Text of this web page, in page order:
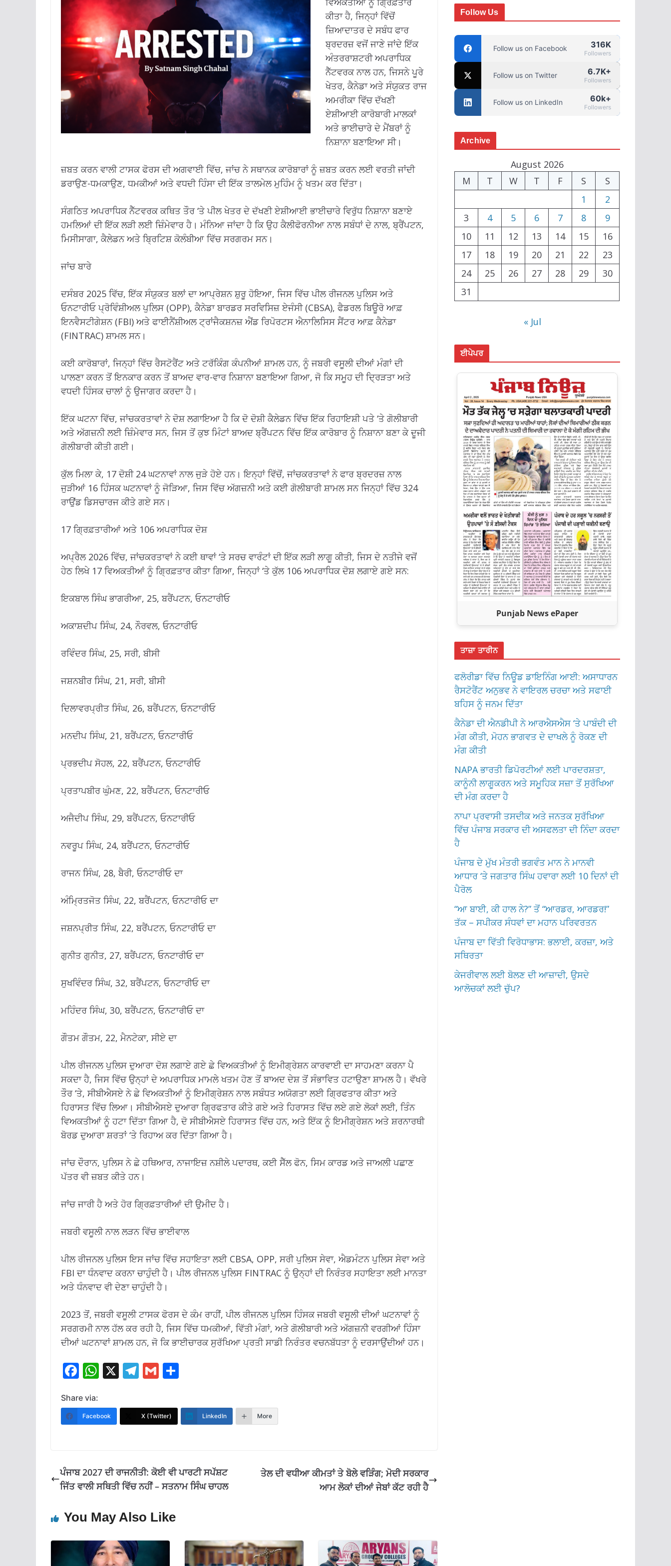
ਕੀਤਾ ਹੈ, ਜਿਨ੍ਹਾਂ ਵਿੱਚੋਂ
ਜ਼ਿਆਦਾਤਰ ਦੇ ਸਬੰਧ ਫਾਰ
ਬ੍ਰਦਰਜ਼ ਵਜੋਂ ਜਾਣੇ ਜਾਂਦੇ ਇੱਕ
ਅੰਤਰਰਾਸ਼ਟਰੀ ਅਪਰਾਧਿਕ
ਨੈੱਟਵਰਕ ਨਾਲ ਹਨ, ਜਿਸਨੇ ਪੂਰੇ
ਖੇਤਰ, ਕੈਨੇਡਾ ਅਤੇ ਸੰਯੁਕਤ ਰਾਜ
ਅਮਰੀਕਾ ਵਿੱਚ ਦੱਖਣੀ
ਏਸ਼ੀਆਈ ਕਾਰੋਬਾਰੀ ਮਾਲਕਾਂ
ਅਤੇ ਭਾਈਚਾਰੇ ਦੇ ਮੈਂਬਰਾਂ ਨੂੰ
ਨਿਸ਼ਾਨਾ ਬਣਾਇਆ ਸੀ।
ਜ਼ਬਤ ਕਰਨ ਵਾਲੀ ਟਾਸਕ ਫੋਰਸ ਦੀ ਅਗਵਾਈ ਵਿੱਚ, ਜਾਂਚ ਨੇ ਸਥਾਨਕ ਕਾਰੋਬਾਰਾਂ ਨੂੰ ਜ਼ਬਤ ਕਰਨ ਲਈ ਵਰਤੀ ਜਾਂਦੀ
ਡਰਾਉਣ-ਧਮਕਾਉਣ, ਧਮਕੀਆਂ ਅਤੇ ਵਧਦੀ ਹਿੰਸਾ ਦੀ ਇੱਕ ਤਾਲਮੇਲ ਮੁਹਿੰਮ ਨੂੰ ਖਤਮ ਕਰ ਦਿੱਤਾ।
ਸੰਗਠਿਤ ਅਪਰਾਧਿਕ ਨੈੱਟਵਰਕ ਕਥਿਤ ਤੌਰ ‘ਤੇ ਪੀਲ ਖੇਤਰ ਦੇ ਦੱਖਣੀ ਏਸ਼ੀਆਈ ਭਾਈਚਾਰੇ ਵਿਰੁੱਧ ਨਿਸ਼ਾਨਾ ਬਣਾਏ
ਹਮਲਿਆਂ ਦੀ ਇੱਕ ਲੜੀ ਲਈ ਜ਼ਿੰਮੇਵਾਰ ਹੈ। ਮੰਨਿਆ ਜਾਂਦਾ ਹੈ ਕਿ ਉਹ ਕੈਲੀਫੋਰਨੀਆ ਨਾਲ ਸਬੰਧਾਂ ਦੇ ਨਾਲ, ਬ੍ਰੈਂਪਟਨ,
ਮਿਸੀਸਾਗਾ, ਕੈਲੇਡਨ ਅਤੇ ਬ੍ਰਿਟਿਸ਼ ਕੋਲੰਬੀਆ ਵਿੱਚ ਸਰਗਰਮ ਸਨ।
ਜਾਂਚ ਬਾਰੇ
ਦਸੰਬਰ 2025 ਵਿੱਚ, ਇੱਕ ਸੰਯੁਕਤ ਬਲਾਂ ਦਾ ਆਪ੍ਰੇਸ਼ਨ ਸ਼ੁਰੂ ਹੋਇਆ, ਜਿਸ ਵਿੱਚ ਪੀਲ ਰੀਜਨਲ ਪੁਲਿਸ ਅਤੇ
ਓਨਟਾਰੀਓ ਪ੍ਰੋਵਿੰਸ਼ੀਅਲ ਪੁਲਿਸ (OPP), ਕੈਨੇਡਾ ਬਾਰਡਰ ਸਰਵਿਸਿਜ਼ ਏਜੰਸੀ (CBSA), ਫੈਡਰਲ ਬਿਊਰੋ ਆਫ਼
ਇਨਵੈਸਟੀਗੇਸ਼ਨ (FBI) ਅਤੇ ਫਾਈਨੈਂਸ਼ੀਅਲ ਟ੍ਰਾਂਜੈਕਸ਼ਨਜ਼ ਐਂਡ ਰਿਪੋਰਟਸ ਐਨਾਲਿਸਿਸ ਸੈਂਟਰ ਆਫ਼ ਕੈਨੇਡਾ
(FINTRAC) ਸ਼ਾਮਲ ਸਨ।
ਕਈ ਕਾਰੋਬਾਰਾਂ, ਜਿਨ੍ਹਾਂ ਵਿੱਚ ਰੈਸਟੋਰੈਂਟ ਅਤੇ ਟਰੱਕਿੰਗ ਕੰਪਨੀਆਂ ਸ਼ਾਮਲ ਹਨ, ਨੂੰ ਜਬਰੀ ਵਸੂਲੀ ਦੀਆਂ ਮੰਗਾਂ ਦੀ
ਪਾਲਣਾ ਕਰਨ ਤੋਂ ਇਨਕਾਰ ਕਰਨ ਤੋਂ ਬਾਅਦ ਵਾਰ-ਵਾਰ ਨਿਸ਼ਾਨਾ ਬਣਾਇਆ ਗਿਆ, ਜੋ ਕਿ ਸਮੂਹ ਦੀ ਦ੍ਰਿੜਤਾ ਅਤੇ
ਵਧਦੀ ਹਿੰਸਕ ਚਾਲਾਂ ਨੂੰ ਉਜਾਗਰ ਕਰਦਾ ਹੈ।
ਇੱਕ ਘਟਨਾ ਵਿੱਚ, ਜਾਂਚਕਰਤਾਵਾਂ ਨੇ ਦੋਸ਼ ਲਗਾਇਆ ਹੈ ਕਿ ਦੋ ਦੋਸ਼ੀ ਕੈਲੇਡਨ ਵਿੱਚ ਇੱਕ ਰਿਹਾਇਸ਼ੀ ਪਤੇ ‘ਤੇ ਗੋਲੀਬਾਰੀ
ਅਤੇ ਅੱਗਜ਼ਨੀ ਲਈ ਜ਼ਿੰਮੇਵਾਰ ਸਨ, ਜਿਸ ਤੋਂ ਕੁਝ ਮਿੰਟਾਂ ਬਾਅਦ ਬ੍ਰੈਂਪਟਨ ਵਿੱਚ ਇੱਕ ਕਾਰੋਬਾਰ ਨੂੰ ਨਿਸ਼ਾਨਾ ਬਣਾ ਕੇ ਦੂਜੀ
ਗੋਲੀਬਾਰੀ ਕੀਤੀ ਗਈ।
ਕੁੱਲ ਮਿਲਾ ਕੇ, 17 ਦੋਸ਼ੀ 24 ਘਟਨਾਵਾਂ ਨਾਲ ਜੁੜੇ ਹੋਏ ਹਨ। ਇਨ੍ਹਾਂ ਵਿੱਚੋਂ, ਜਾਂਚਕਰਤਾਵਾਂ ਨੇ ਫਾਰ ਬ੍ਰਦਰਜ਼ ਨਾਲ
ਜੁੜੀਆਂ 16 ਹਿੰਸਕ ਘਟਨਾਵਾਂ ਨੂੰ ਜੋੜਿਆ, ਜਿਸ ਵਿੱਚ ਅੱਗਜ਼ਨੀ ਅਤੇ ਕਈ ਗੋਲੀਬਾਰੀ ਸ਼ਾਮਲ ਸਨ ਜਿਨ੍ਹਾਂ ਵਿੱਚ 324
ਰਾਉਂਡ ਡਿਸਚਾਰਜ ਕੀਤੇ ਗਏ ਸਨ।
17 ਗ੍ਰਿਫ਼ਤਾਰੀਆਂ ਅਤੇ 106 ਅਪਰਾਧਿਕ ਦੋਸ਼
ਅਪ੍ਰੈਲ 2026 ਵਿੱਚ, ਜਾਂਚਕਰਤਾਵਾਂ ਨੇ ਕਈ ਥਾਵਾਂ ‘ਤੇ ਸਰਚ ਵਾਰੰਟਾਂ ਦੀ ਇੱਕ ਲੜੀ ਲਾਗੂ ਕੀਤੀ, ਜਿਸ ਦੇ ਨਤੀਜੇ ਵਜੋਂ
ਹੇਠ ਲਿਖੇ 17 ਵਿਅਕਤੀਆਂ ਨੂੰ ਗ੍ਰਿਫ਼ਤਾਰ ਕੀਤਾ ਗਿਆ, ਜਿਨ੍ਹਾਂ ‘ਤੇ ਕੁੱਲ 106 ਅਪਰਾਧਿਕ ਦੋਸ਼ ਲਗਾਏ ਗਏ ਸਨ:
ਇਕਬਾਲ ਸਿੰਘ ਭਾਗਰੀਆ, 25, ਬਰੈਂਪਟਨ, ਓਨਟਾਰੀਓ
ਅਕਾਸ਼ਦੀਪ ਸਿੰਘ, 24, ਨੌਰਵਲ, ਓਨਟਾਰੀਓ
ਰਵਿੰਦਰ ਸਿੰਘ, 25, ਸਰੀ, ਬੀਸੀ
ਜਸ਼ਨਬੀਰ ਸਿੰਘ, 21, ਸਰੀ, ਬੀਸੀ
ਦਿਲਾਵਰਪ੍ਰੀਤ ਸਿੰਘ, 26, ਬਰੈਂਪਟਨ, ਓਨਟਾਰੀਓ
ਮਨਦੀਪ ਸਿੰਘ, 21, ਬਰੈਂਪਟਨ, ਓਨਟਾਰੀਓ
ਪ੍ਰਭਦੀਪ ਸੋਹਲ, 22, ਬਰੈਂਪਟਨ, ਓਨਟਾਰੀਓ
ਪ੍ਰਤਾਪਬੀਰ ਘੁੰਮਣ, 22, ਬਰੈਂਪਟਨ, ਓਨਟਾਰੀਓ
ਅਜੈਦੀਪ ਸਿੰਘ, 29, ਬਰੈਂਪਟਨ, ਓਨਟਾਰੀਓ
ਨਵਰੂਪ ਸਿੰਘ, 24, ਬਰੈਂਪਟਨ, ਓਨਟਾਰੀਓ
ਰਾਜਨ ਸਿੰਘ, 28, ਬੈਰੀ, ਓਨਟਾਰੀਓ ਦਾ
ਅੰਮ੍ਰਿਤਜੋਤ ਸਿੰਘ, 22, ਬਰੈਂਪਟਨ, ਓਨਟਾਰੀਓ ਦਾ
ਜਸ਼ਨਪ੍ਰੀਤ ਸਿੰਘ, 22, ਬਰੈਂਪਟਨ, ਓਨਟਾਰੀਓ ਦਾ
ਗੁਨੀਤ ਗੁਨੀਤ, 27, ਬਰੈਂਪਟਨ, ਓਨਟਾਰੀਓ ਦਾ
ਸੁਖਵਿੰਦਰ ਸਿੰਘ, 32, ਬਰੈਂਪਟਨ, ਓਨਟਾਰੀਓ ਦਾ
ਮਹਿੰਦਰ ਸਿੰਘ, 30, ਬਰੈਂਪਟਨ, ਓਨਟਾਰੀਓ ਦਾ
ਗੌਤਮ ਗੌਤਮ, 22, ਮੈਨਟੇਕਾ, ਸੀਏ ਦਾ
ਪੀਲ ਰੀਜਨਲ ਪੁਲਿਸ ਦੁਆਰਾ ਦੋਸ਼ ਲਗਾਏ ਗਏ ਛੇ ਵਿਅਕਤੀਆਂ ਨੂੰ ਇਮੀਗ੍ਰੇਸ਼ਨ ਕਾਰਵਾਈ ਦਾ ਸਾਹਮਣਾ ਕਰਨਾ ਪੈ
ਸਕਦਾ ਹੈ, ਜਿਸ ਵਿੱਚ ਉਨ੍ਹਾਂ ਦੇ ਅਪਰਾਧਿਕ ਮਾਮਲੇ ਖਤਮ ਹੋਣ ਤੋਂ ਬਾਅਦ ਦੇਸ਼ ਤੋਂ ਸੰਭਾਵਿਤ ਹਟਾਉਣਾ ਸ਼ਾਮਲ ਹੈ। ਵੱਖਰੇ
ਤੌਰ ‘ਤੇ, ਸੀਬੀਐਸਏ ਨੇ ਛੇ ਵਿਅਕਤੀਆਂ ਨੂੰ ਇਮੀਗ੍ਰੇਸ਼ਨ ਨਾਲ ਸਬੰਧਤ ਅਯੋਗਤਾ ਲਈ ਗ੍ਰਿਫਤਾਰ ਕੀਤਾ ਅਤੇ
ਹਿਰਾਸਤ ਵਿੱਚ ਲਿਆ। ਸੀਬੀਐਸਏ ਦੁਆਰਾ ਗ੍ਰਿਫਤਾਰ ਕੀਤੇ ਗਏ ਅਤੇ ਹਿਰਾਸਤ ਵਿੱਚ ਲਏ ਗਏ ਲੋਕਾਂ ਲਈ, ਤਿੰਨ
ਵਿਅਕਤੀਆਂ ਨੂੰ ਹਟਾ ਦਿੱਤਾ ਗਿਆ ਹੈ, ਦੋ ਸੀਬੀਐਸਏ ਹਿਰਾਸਤ ਵਿੱਚ ਹਨ, ਅਤੇ ਇੱਕ ਨੂੰ ਇਮੀਗ੍ਰੇਸ਼ਨ ਅਤੇ ਸ਼ਰਨਾਰਥੀ
ਬੋਰਡ ਦੁਆਰਾ ਸ਼ਰਤਾਂ ‘ਤੇ ਰਿਹਾਅ ਕਰ ਦਿੱਤਾ ਗਿਆ ਹੈ।
ਜਾਂਚ ਦੌਰਾਨ, ਪੁਲਿਸ ਨੇ ਛੇ ਹਥਿਆਰ, ਨਾਜਾਇਜ਼ ਨਸ਼ੀਲੇ ਪਦਾਰਥ, ਕਈ ਸੈੱਲ ਫੋਨ, ਸਿਮ ਕਾਰਡ ਅਤੇ ਜਾਅਲੀ ਪਛਾਣ
ਪੱਤਰ ਵੀ ਜ਼ਬਤ ਕੀਤੇ ਹਨ।
ਜਾਂਚ ਜਾਰੀ ਹੈ ਅਤੇ ਹੋਰ ਗ੍ਰਿਫ਼ਤਾਰੀਆਂ ਦੀ ਉਮੀਦ ਹੈ।
ਜਬਰੀ ਵਸੂਲੀ ਨਾਲ ਲੜਨ ਵਿੱਚ ਭਾਈਵਾਲ
ਪੀਲ ਰੀਜਨਲ ਪੁਲਿਸ ਇਸ ਜਾਂਚ ਵਿੱਚ ਸਹਾਇਤਾ ਲਈ CBSA, OPP, ਸਰੀ ਪੁਲਿਸ ਸੇਵਾ, ਐਡਮੰਟਨ ਪੁਲਿਸ ਸੇਵਾ ਅਤੇ
FBI ਦਾ ਧੰਨਵਾਦ ਕਰਨਾ ਚਾਹੁੰਦੀ ਹੈ। ਪੀਲ ਰੀਜਨਲ ਪੁਲਿਸ FINTRAC ਨੂੰ ਉਨ੍ਹਾਂ ਦੀ ਨਿਰੰਤਰ ਸਹਾਇਤਾ ਲਈ ਮਾਨਤਾ
ਅਤੇ ਧੰਨਵਾਦ ਵੀ ਦੇਣਾ ਚਾਹੁੰਦੀ ਹੈ।
2023 ਤੋਂ, ਜਬਰੀ ਵਸੂਲੀ ਟਾਸਕ ਫੋਰਸ ਦੇ ਕੰਮ ਰਾਹੀਂ, ਪੀਲ ਰੀਜਨਲ ਪੁਲਿਸ ਹਿੰਸਕ ਜਬਰੀ ਵਸੂਲੀ ਦੀਆਂ ਘਟਨਾਵਾਂ ਨੂੰ
ਸਰਗਰਮੀ ਨਾਲ ਹੱਲ ਕਰ ਰਹੀ ਹੈ, ਜਿਸ ਵਿੱਚ ਧਮਕੀਆਂ, ਵਿੱਤੀ ਮੰਗਾਂ, ਅਤੇ ਗੋਲੀਬਾਰੀ ਅਤੇ ਅੱਗਜ਼ਨੀ ਵਰਗੀਆਂ ਹਿੰਸਾ
ਦੀਆਂ ਘਟਨਾਵਾਂ ਸ਼ਾਮਲ ਹਨ, ਜੋ ਕਿ ਭਾਈਚਾਰਕ ਸੁਰੱਖਿਆ ਪ੍ਰਤੀ ਸਾਡੀ ਨਿਰੰਤਰ ਵਚਨਬੱਧਤਾ ਨੂੰ ਦਰਸਾਉਂਦੀਆਂ ਹਨ।
F
e
b
k
W
at
s
p
X T
e
gr
G
ai
l
ar
e
Share via:
Facebook X (Twitter) LinkedIn More
ਪੰਜਾਬ 2027 ਦੀ ਰਾਜਨੀਤੀ: ਕੋਈ ਵੀ ਪਾਰਟੀ ਸਪੱਸ਼ਟ
ਜਿੱਤ ਵਾਲੀ ਸਥਿਤੀ ਵਿੱਚ ਨਹੀਂ – ਸਤਨਾਮ ਸਿੰਘ ਚਾਹਲ
ਤੇਲ ਦੀ ਵਧੀਆ ਕੀਮਤਾਂ ਤੇ ਬੋਲੇ ਵੜਿੰਗ; ਮੋਦੀ ਸਰਕਾਰ
ਆਮ ਲੋਕਾਂ ਦੀਆਂ ਜੇਬਾਂ ਕੱਟ ਰਹੀ ਹੈ
You May Also Like
Follow Us
Follow us on Facebook 316K
Followers
Follow us on Twitter 6.7K+
Followers
Follow us on LinkedIn 60k+
Followers
Archive
August 2026
M
T W T F S
S
1
2
3
4 5 6 7 8
9
10
11 12 13 14 15
16
17
18 19 20 21 22
23
24
25 26 27 28 29
30
31
« Jul
ਈਪੇਪਰ
Punjab News ePaper
ਤਾਜ਼ਾ ਤਾਰੀਨ
ਫਲੋਰੀਡਾ ਵਿੱਚ ਨਿਊਡ ਡਾਇਨਿੰਗ ਆਈ: ਅਸਾਧਾਰਨ
ਰੈਸਟੋਰੈਂਟ ਅਨੁਭਵ ਨੇ ਵਾਇਰਲ ਚਰਚਾ ਅਤੇ ਸਫਾਈ
ਬਹਿਸ ਨੂੰ ਜਨਮ ਦਿੱਤਾ
ਕੈਨੇਡਾ ਦੀ ਐਨਡੀਪੀ ਨੇ ਆਰਐਸਐਸ ‘ਤੇ ਪਾਬੰਦੀ ਦੀ
ਮੰਗ ਕੀਤੀ, ਮੋਹਨ ਭਾਗਵਤ ਦੇ ਦਾਖਲੇ ਨੂੰ ਰੋਕਣ ਦੀ
ਮੰਗ ਕੀਤੀ
NAPA ਭਾਰਤੀ ਡਿਪੋਰਟੀਆਂ ਲਈ ਪਾਰਦਰਸ਼ਤਾ,
ਕਾਨੂੰਨੀ ਲਾਗੂਕਰਨ ਅਤੇ ਸਮੂਹਿਕ ਸਜ਼ਾ ਤੋਂ ਸੁਰੱਖਿਆ
ਦੀ ਮੰਗ ਕਰਦਾ ਹੈ
ਨਾਪਾ ਪ੍ਰਵਾਸੀ ਤਸਦੀਕ ਅਤੇ ਜਨਤਕ ਸੁਰੱਖਿਆ
ਵਿੱਚ ਪੰਜਾਬ ਸਰਕਾਰ ਦੀ ਅਸਫਲਤਾ ਦੀ ਨਿੰਦਾ ਕਰਦਾ
ਹੈ
ਪੰਜਾਬ ਦੇ ਮੁੱਖ ਮੰਤਰੀ ਭਗਵੰਤ ਮਾਨ ਨੇ ਮਾਨਵੀ
ਆਧਾਰ ‘ਤੇ ਜਗਤਾਰ ਸਿੰਘ ਹਵਾਰਾ ਲਈ 10 ਦਿਨਾਂ ਦੀ
ਪੈਰੋਲ
“ਆ ਬਾਈ, ਕੀ ਹਾਲ ਨੇ?” ਤੋਂ “ਆਰਡਰ, ਆਰਡਰ!”
ਤੱਕ – ਸਪੀਕਰ ਸੰਧਵਾਂ ਦਾ ਮਹਾਨ ਪਰਿਵਰਤਨ
ਪੰਜਾਬ ਦਾ ਵਿੱਤੀ ਵਿਰੋਧਾਭਾਸ: ਭਲਾਈ, ਕਰਜ਼ਾ, ਅਤੇ
ਸਥਿਰਤਾ
ਕੇਜਰੀਵਾਲ ਲਈ ਬੋਲਣ ਦੀ ਆਜ਼ਾਦੀ, ਉਸਦੇ
ਆਲੋਚਕਾਂ ਲਈ ਚੁੱਪ?